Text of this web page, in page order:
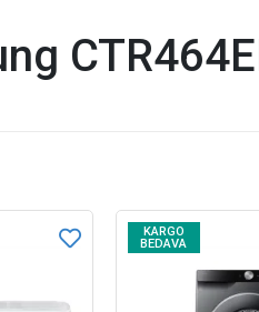
KARGO
BEDAVA